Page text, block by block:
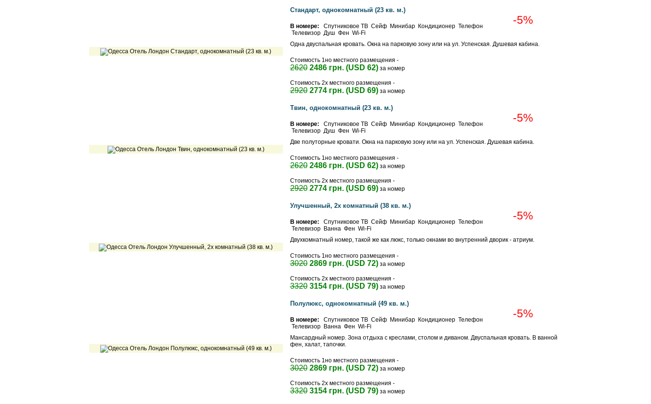
Стандарт, однокомнатный (23 кв. м.)
-5%
В номере:
Спутниковое ТВ Сейф Минибар Кондиционер Телефон
Телевизор Душ Фен Wi-Fi
Одна двуспальная кровать. Окна на парковую зону или на ул. Успенская. Душевая кабина.
Стоимость 1но местного размещения -
2620 2486 грн. (USD 62)за номер
Стоимость 2х местного размещения -
2920 2774 грн. (USD 69)за номер
Твин, однокомнатный (23 кв. м.)
-5%
В номере:
Спутниковое ТВ Сейф Минибар Кондиционер Телефон
Телевизор Душ Фен Wi-Fi
Две полуторные кровати. Окна на парковую зону или на ул. Успенская. Душевая кабина.
Стоимость 1но местного размещения -
2620 2486 грн. (USD 62)за номер
Стоимость 2х местного размещения -
2920 2774 грн. (USD 69)за номер
Улучшенный, 2х комнатный (38 кв. м.)
-5%
В номере:
Спутниковое ТВ Сейф Минибар Кондиционер Телефон
Телевизор Ванна Фен Wi-Fi
Двухкомнатный номер, такой же как люкс, только окнами во внутренний дворик - атриум.
Стоимость 1но местного размещения -
3020 2869 грн. (USD 72)за номер
Стоимость 2х местного размещения -
3320 3154 грн. (USD 79)за номер
Полулюкс, однокомнатный (49 кв. м.)
-5%
В номере:
Спутниковое ТВ Сейф Минибар Кондиционер Телефон
Телевизор Ванна Фен Wi-Fi
Мансардный номер. Зона отдыха с креслами, столом и диваном. Двуспальная кровать. В ванной
фен, халат, тапочки.
Стоимость 1но местного размещения -
3020 2869 грн. (USD 72)за номер
Стоимость 2х местного размещения -
3320 3154 грн. (USD 79)за номер